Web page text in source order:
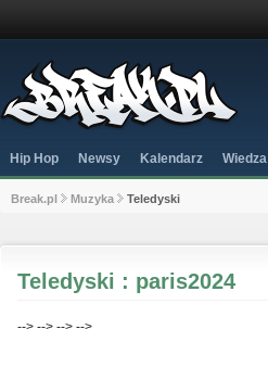
Hip Hop Newsy Kalendarz Wiedza
Break.pl Muzyka Teledyski
Teledyski : paris2024
--> --> --> -->